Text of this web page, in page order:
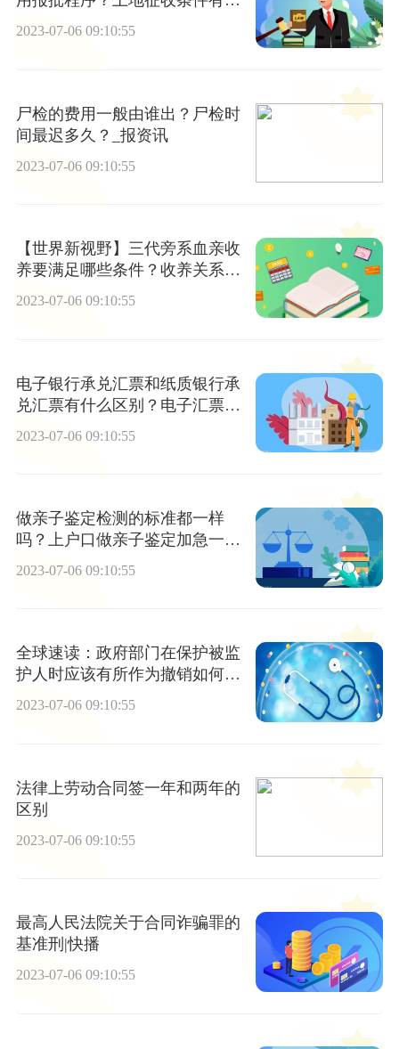
些？
2023-07-06 09:10:55
尸检的费用一般由谁出？尸检时
间最迟多久？_报资讯
2023-07-06 09:10:55
【世界新视野】三代旁系血亲收
养要满足哪些条件？收养关系的
解除情况
2023-07-06 09:10:55
电子银行承兑汇票和纸质银行承
兑汇票有什么区别？电子汇票是
2023-07-06 09:10:55
做亲子鉴定检测的标准都一样
吗？上户口做亲子鉴定加急一般
2023-07-06 09:10:55
全球速读：政府部门在保护被监
护人时应该有所作为撤销如何进
行？
2023-07-06 09:10:55
法律上劳动合同签一年和两年的
区别
2023-07-06 09:10:55
最高人民法院关于合同诈骗罪的
基准刑|快播
2023-07-06 09:10:55